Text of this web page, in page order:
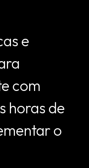
e
com
horas de
o